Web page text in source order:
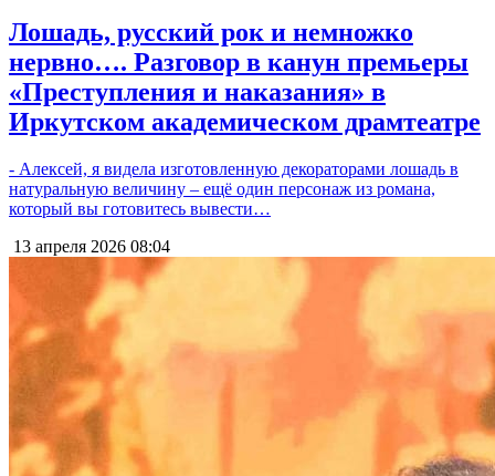
Лошадь, русский рок и немножко
нервно…. Разговор в канун премьеры
«Преступления и наказания» в
Иркутском академическом драмтеатре
- Алексей, я видела изготовленную декораторами лошадь в
натуральную величину – ещё один персонаж из романа,
который вы готовитесь вывести…
13 апреля 2026 08:04